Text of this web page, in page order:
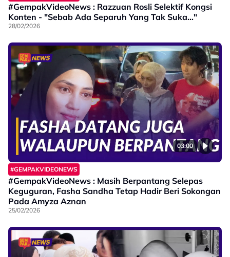
#GempakVideoNews : Razzuan Rosli Selektif Kongsi
Konten - "Sebab Ada Separuh Yang Tak Suka..."
28/02/2026
03:00
#GEMPAKVIDEONEWS
#GempakVideoNews : Masih Berpantang Selepas
Keguguran, Fasha Sandha Tetap Hadir Beri Sokongan
Pada Amyza Aznan
25/02/2026